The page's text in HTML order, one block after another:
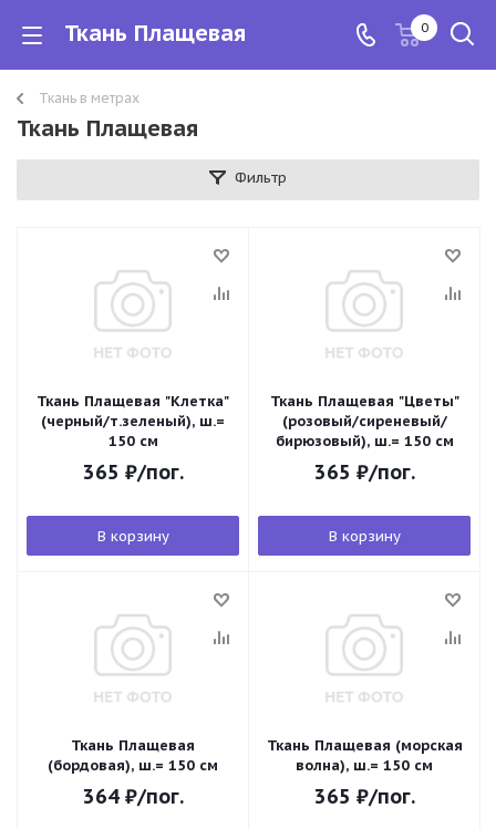
Ткань Плащевая 0
Ткань в метрах
Ткань Плащевая
Фильтр
Ткань Плащевая "Клетка"
(черный/т.зеленый), ш.=
150 см
365 ₽/пог.
В корзину
Ткань Плащевая "Цветы"
(розовый/сиреневый/
бирюзовый), ш.= 150 см
365 ₽/пог.
В корзину
Ткань Плащевая
(бордовая), ш.= 150 см
364₽/пог.
Ткань Плащевая (морская
волна), ш.= 150 см
365 ₽/пог.